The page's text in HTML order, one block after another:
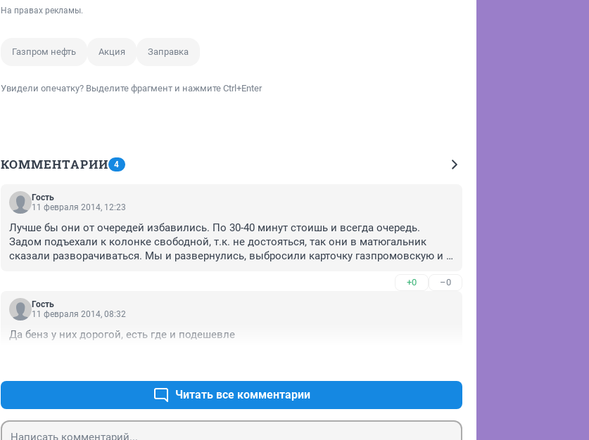
На правах рекламы.
Газпром нефть Акция Заправка
Увидели опечатку? Выделите фрагмент и нажмите Ctrl+Enter
КОММЕНТАРИИ 4
Гость
11 февраля 2014, 12:23
Лучше бы они от очередей избавились. По 30-40 минут стоишь и всегда очередь.
Задом подъехали к колонке свободной, т.к. не достояться, так они в матюгальник
сказали разворачиваться. Мы и развернулись, выбросили карточку газпромовскую и
ногой в газпром. Кстати, ни разу не видела, чтобы там не было очередей последние
несколько месяцев. Мне не нужен ваш сервис, я могу сама вставить пистолет. Мне
нужно время экономить, а не терять его на ваших заправках в бестолковых очередях.
+0 –0
Гость
11 февраля 2014, 08:32
Да бенз у них дорогой, есть где и подешевле
Читать все комментарии